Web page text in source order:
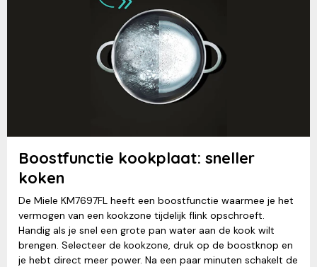
Boostfunctie kookplaat: sneller
koken
De Miele KM7697FL heeft een boostfunctie waarmee je het
vermogen van een kookzone tijdelijk flink opschroeft.
Handig als je snel een grote pan water aan de kook wilt
brengen. Selecteer de kookzone, druk op de boostknop en
je hebt direct meer power. Na een paar minuten schakelt de